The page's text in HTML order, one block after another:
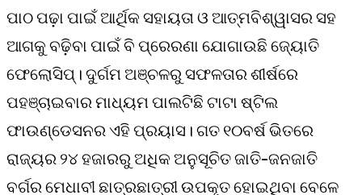
ପାଠ ପଢ଼ା ପାଇଁ ଆର୍ଥିକ ସହାୟତା ଓ ଆତ୍ମବିଶ୍ୱାସର ସହ
ଆଗକୁ ବଢ଼ିବା ପାଇଁ ବି ପ୍ରେରଣା ଯୋଗାଉଛି ଜ୍ୟୋତି
ଫେଲୋସିପ୍‌। ଦୁର୍ଗମ ଅଞ୍ଚଳରୁ ସଫଳତାର ଶୀର୍ଷରେ
ପହଞ୍ଚାଇବାର ମାଧ୍ୟମ ପାଲଟିଛି ଟାଟା ଷ୍ଟିଲ
ଫାଉଣ୍ଡେସନର ଏହି ପ୍ରୟାସ। ଗତ ୧୦ବର୍ଷ ଭିତରେ
ରାଜ୍ୟର ୨୪ ହଜାରରୁ ଅଧିକ ଅନୁସୂଚିତ ଜାତି-ଜନଜାତି
ବର୍ଗର ମେଧାବୀ ଛାତ୍ରଛାତ୍ରୀ ଉପକୃତ ହୋଇଥିବା ବେଳେ